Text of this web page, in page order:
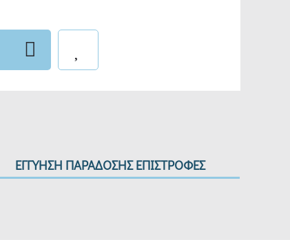
ΕΓΓΥΗΣΗ ΠΑΡΑΔΟΣΗΣ ΕΠΙΣΤΡΟΦΕΣ